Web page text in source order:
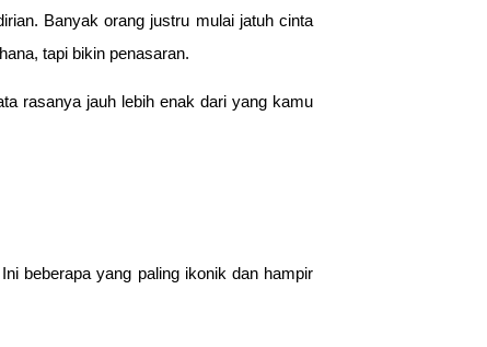
Banyak orang justru mulai jatuh cinta
tapi bikin penasaran.
rasanya jauh lebih enak dari yang kamu
beberapa yang paling ikonik dan hampir